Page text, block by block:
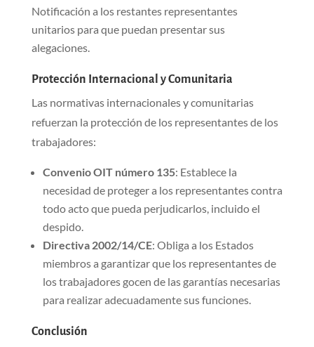
Notificación a los restantes representantes
unitarios para que puedan presentar sus
alegaciones.
Protección Internacional y Comunitaria
Las normativas internacionales y comunitarias
refuerzan la protección de los representantes de los
trabajadores:
Convenio OIT número 135: Establece la
necesidad de proteger a los representantes contra
todo acto que pueda perjudicarlos, incluido el
despido.
Directiva 2002/14/CE: Obliga a los Estados
miembros a garantizar que los representantes de
los trabajadores gocen de las garantías necesarias
para realizar adecuadamente sus funciones.
Conclusión